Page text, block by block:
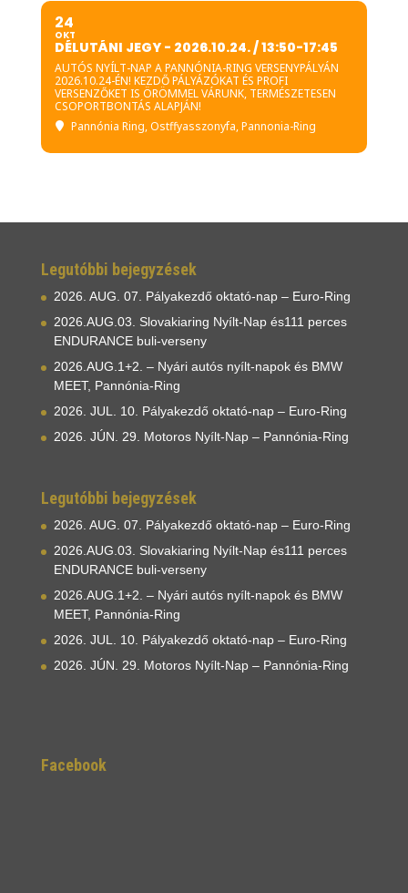
24
OKT
DÉLUTÁNI JEGY - 2026.10.24. / 13:50-17:45
AUTÓS NYÍLT-NAP A PANNÓNIA-RING VERSENYPÁLYÁN
2026.10.24-ÉN! KEZDŐ PÁLYÁZÓKAT ÉS PROFI
VERSENZŐKET IS ÖRÖMMEL VÁRUNK, TERMÉSZETESEN
CSOPORTBONTÁS ALAPJÁN!
Pannónia Ring, Ostffyasszonyfa, Pannonia-Ring
Legutóbbi bejegyzések
2026. AUG. 07. Pályakezdő oktató-nap – Euro-Ring
2026.AUG.03. Slovakiaring Nyílt-Nap és111 perces
ENDURANCE buli-verseny
2026.AUG.1+2. – Nyári autós nyílt-napok és BMW
MEET, Pannónia-Ring
2026. JUL. 10. Pályakezdő oktató-nap – Euro-Ring
2026. JÚN. 29. Motoros Nyílt-Nap – Pannónia-Ring
Legutóbbi bejegyzések
2026. AUG. 07. Pályakezdő oktató-nap – Euro-Ring
2026.AUG.03. Slovakiaring Nyílt-Nap és111 perces
ENDURANCE buli-verseny
2026.AUG.1+2. – Nyári autós nyílt-napok és BMW
MEET, Pannónia-Ring
2026. JUL. 10. Pályakezdő oktató-nap – Euro-Ring
2026. JÚN. 29. Motoros Nyílt-Nap – Pannónia-Ring
Facebook